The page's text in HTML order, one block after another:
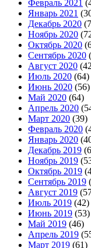
Февраль 2021
Январь 2021
Декабрь 2020
Ноябрь 2020
Октябрь 2020
Сентябрь 2020
Август 2020
Июль 2020 (64)
Июнь 2020 (56)
Май 2020 (64)
Апрель 2020
Март 2020 (39)
Февраль 2020
Январь 2020
Декабрь 2019
Ноябрь 2019
Октябрь 2019
Сентябрь 2019
Август 2019
Июль 2019 (42)
Июнь 2019 (53)
Май 2019 (46)
Апрель 2019
Март 2019 (61)